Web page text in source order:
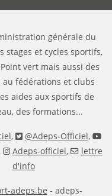
générale du
stages et cycles sportifs,
vert mais aussi des
au fédérations et clubs
aides aux sportifs de
des formations...
, @Adeps-Officiel,
Adeps-officiel,
lettre
d'info
adeps.be - adeps-